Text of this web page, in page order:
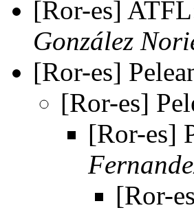
[Ror-es]
González
[Ror-es]
[Ror-es]
[Ror-es]
[Ror-